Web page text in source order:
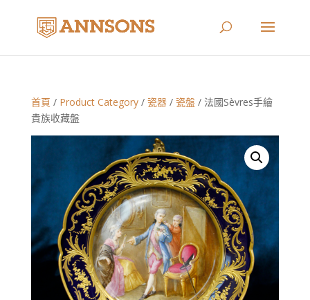
首頁 / Product Category/ 瓷器/ 瓷盤/ 法國Sèvres手繪
貴族收藏盤